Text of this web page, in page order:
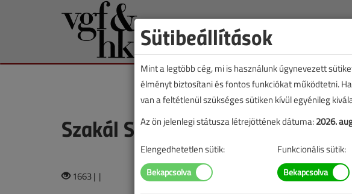
Szakál Szilárd
1663 | |
Sütibeállítások
Mint a legtöbb cég, mi is használunk úgynevezett
élményt biztosítani és fontos funkciókat működtetni.
van a feltétlenül szükséges sütiken kívül egyénileg
Az ön jelenlegi státusza létrejöttének dátuma:2026.
Elengedhetetlen sütik: Funkcionális sütik: